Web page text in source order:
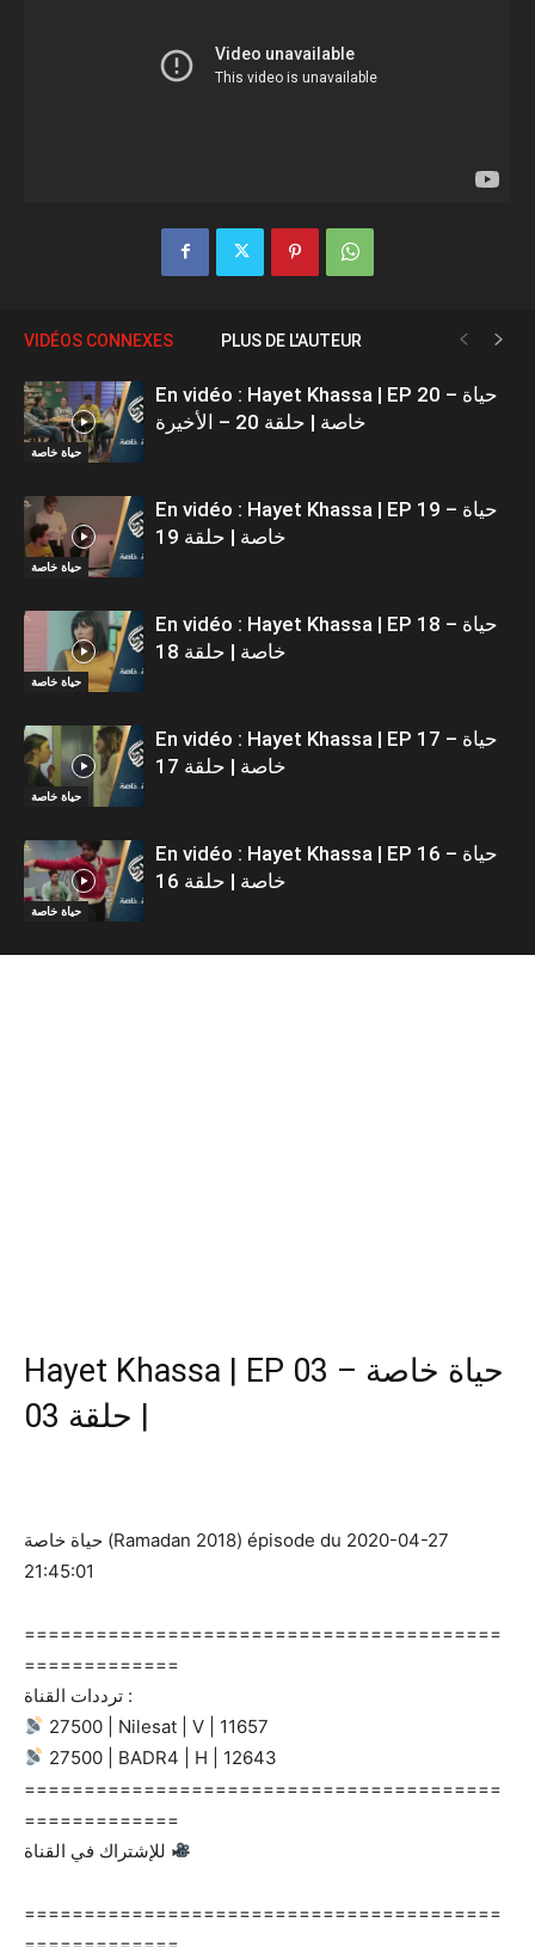
VIDÉOS CONNEXES PLUS DE L'AUTEUR
حياة خاصة
En vidéo : Hayet Khassa | EP 20 – حياة
خاصة | حلقة 20 – الأخيرة
حياة خاصة
En vidéo : Hayet Khassa | EP 19 – حياة
خاصة | حلقة 19
حياة خاصة
En vidéo : Hayet Khassa | EP 18 – حياة
خاصة | حلقة 18
حياة خاصة
En vidéo : Hayet Khassa | EP 17 – حياة
خاصة | حلقة 17
حياة خاصة
En vidéo : Hayet Khassa | EP 16 – حياة
خاصة | حلقة 16
Hayet Khassa | EP 03 – حياة خاصة
| حلقة 03
حياة خاصة (Ramadan 2018) épisode du 2020-04-27
21:45:01
========================================
=============
ترددات القناة :
27500 | Nilesat | V | 11657
27500 | BADR4 | H | 12643
========================================
=============
========================================